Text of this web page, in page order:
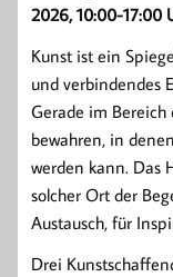
2026, 10:00-17:00
Kunst ist ein
und verbindendes
Gerade im Bereich
bewahren, in
werden kann. Das
solcher Ort der
Austausch, für
Drei